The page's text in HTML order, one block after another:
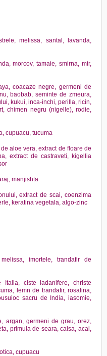
melissa, santal, lavanda,
morcov, tamaie, smirna, mir,
coacaze negre, germeni de
baobab, seminte de zmeura,
kukui, inca-inchi, perilla, ricin,
chimen negru (nigelle), rodie,
cupuacu, tucuma
aloe vera, extract de floare de
extract de castraveti, kigellia
manjishta
extract de scai, coenzima
keratina vegetala, algo-zinc
imortele, trandafir de
Italia, ciste ladanifere, christe
lemn de trandafir, rosalina,
sacru de India, iasomie,
argan, germeni de grau, orez,
primula de seara, caisa, acai,
cupuacu